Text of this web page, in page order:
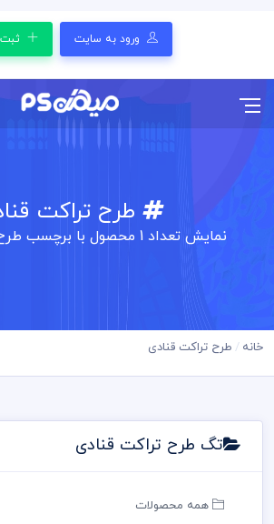
ورود به سایت ثبت
طرح تراکت
نمایش تعداد 1 محصول با برچسب
خانه طرح تراکت قنادی
تگ طرح تراکت قنادی
همه محصولات